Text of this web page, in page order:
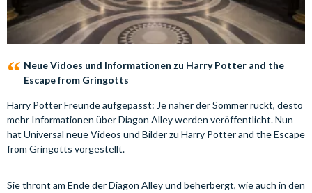
Neue Vidoes und Informationen zu Harry Potter and the
Escape from Gringotts
Harry Potter Freunde aufgepasst: Je näher der Sommer rückt, desto
mehr Informationen über Diagon Alley werden veröffentlicht. Nun
hat Universal neue Videos und Bilder zu Harry Potter and the Escape
from Gringotts vorgestellt.
Sie thront am Ende der Diagon Alley und beherbergt, wie auch in den